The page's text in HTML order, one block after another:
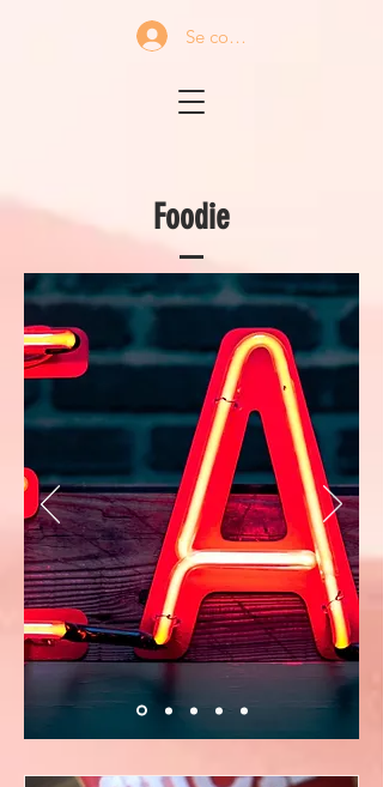
Se connecter
Foodie